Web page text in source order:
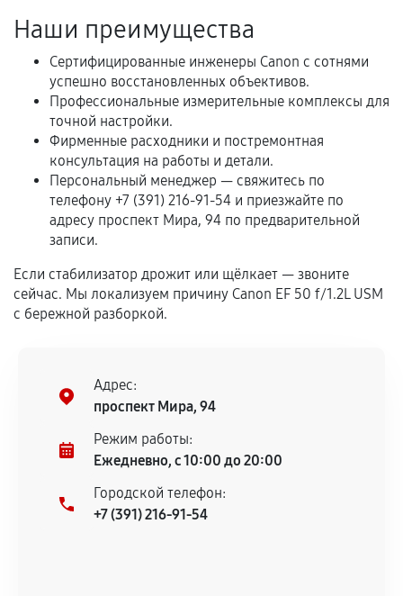
срока.
Программные сбои, если это не указано в
отдельных условиях.
Если комплектующие куплены
самостоятельно
Гарантия на выполненные работы может
сохраняться полностью или частично, если
Предоставленные детали подходят по
техническим параметрам и не имеют внешних
центром.
При этом гарантия на сами комплектующие
продавца. За качество сторонних деталей
сервисный центр ответственности не несет.
Наши преимущества
Сертифицированные инженеры Canon с сотнями
успешно восстановленных объективов.
Профессиональные измерительные комплексы для
точной настройки.
Фирменные расходники и постремонтная
консультация на работы и детали.
Персональный менеджер — свяжитесь по
телефону +7 (391) 216-91-54 и приезжайте по
адресу проспект Мира, 94 по предварительной
записи.
Если стабилизатор дрожит или щёлкает — звоните
сейчас. Мы локализуем причину Canon EF 50 f/1.2L USM
с бережной разборкой.
Адрес:
проспект Мира, 94
Режим работы:
Ежедневно, с 10:00 до 20:00
Городской телефон:
+7 (391) 216-91-54